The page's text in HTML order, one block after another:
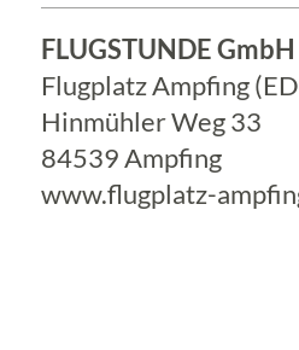
FLUGSTUNDE GmbH
Flugplatz Ampfing
Hinmühler Weg 33
84539 Ampfing
www.flugplatz-